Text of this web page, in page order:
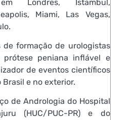
Londres, Istambul,
Miami, Las Vegas,
de formação de urologistas
peniana inflável e
de eventos científicos
e no exterior.
de Andrologia do Hospital
(HUC/PUC-PR) e do